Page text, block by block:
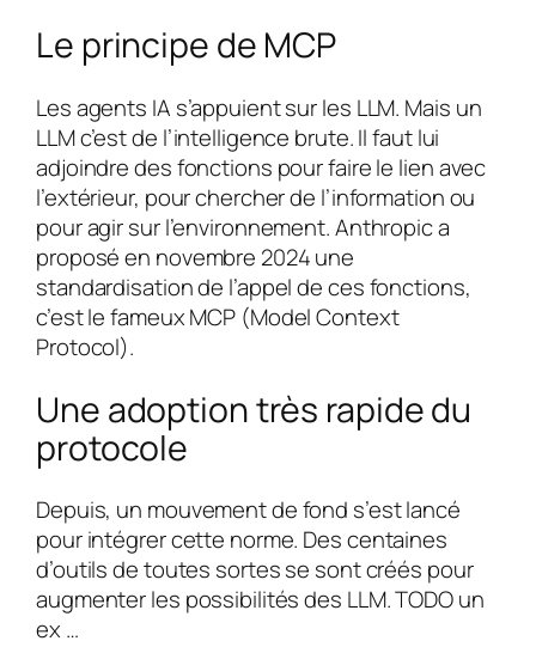
Le principe de MCP
Les agents IA s’appuient sur les LLM. Mais un
LLM c’est de l’intelligence brute. Il faut lui
adjoindre des fonctions pour faire le lien avec
l’extérieur, pour chercher de l’information ou
pour agir sur l’environnement. Anthropic a
proposé en novembre 2024 une
standardisation de l’appel de ces fonctions,
c’est le fameux MCP (Model Context
Protocol).
Une adoption très rapide du
protocole
Depuis, un mouvement de fond s’est lancé
pour intégrer cette norme. Des centaines
d’outils de toutes sortes se sont créés pour
augmenter les possibilités des LLM. TODO un
ex …